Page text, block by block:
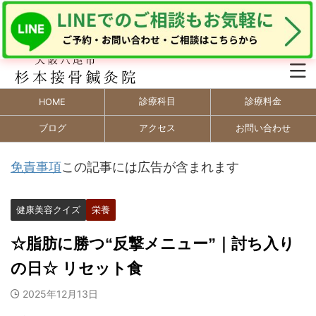
HOME 診療科目 診療料金
ブログ アクセス お問い合わせ
免責事項この記事には広告が含まれます
健康美容クイズ 栄養
☆脂肪に勝つ“反撃メニュー”｜討ち入り
の日☆ リセット食
2025年12月13日